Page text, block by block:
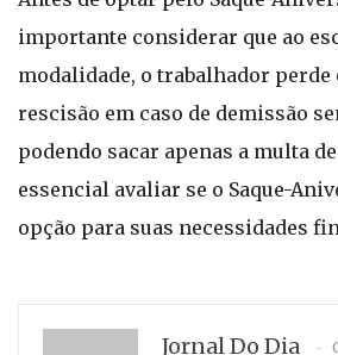
importante considerar que ao
modalidade, o trabalhador perde
rescisão em caso de demissão
podendo sacar apenas a multa
essencial avaliar se o Saque-
opção para suas necessidades
Jornal Do Dia